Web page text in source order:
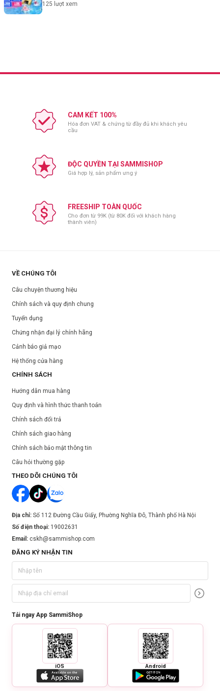
125 lượt xem
CAM KẾT 100%
Hóa đơn VAT & chứng từ đầy đủ khi khách yêu
cầu
ĐỘC QUYỀN TẠI SAMMISHOP
Giá hợp lý, sản phẩm ưng ý
FREESHIP TOÀN QUỐC
Cho đơn từ 99K (từ 80K đối với khách hàng
thành viên)
VỀ CHÚNG TÔI
Câu chuyện thương hiệu
Chính sách và quy định chung
Tuyển dụng
Chứng nhận đại lý chính hãng
Cảnh báo giả mạo
Hệ thống cửa hàng
CHÍNH SÁCH
Hướng dẫn mua hàng
Quy định và hình thức thanh toán
Chính sách đổi trả
Chính sách giao hàng
Chính sách bảo mật thông tin
Câu hỏi thường gặp
THEO DÕI CHÚNG TÔI
Địa chỉ: Số 112 Đường Cầu Giấy, Phường Nghĩa Đô, Thành phố Hà Nội
Số điện thoại: 19002631
Email: cskh@sammishop.com
ĐĂNG KÝ NHẬN TIN
Tải ngay App SammiShop
iOS Android